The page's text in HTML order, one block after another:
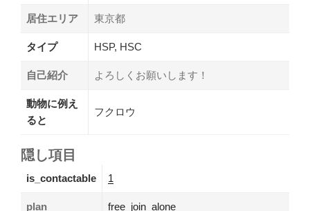
居住エリア 東京都
タイプ HSP, HSC
自己紹介 よろしくお願いします！
動物に例え
ると
フクロウ
隠し項目
is_contactable 1
plan free_join_alone